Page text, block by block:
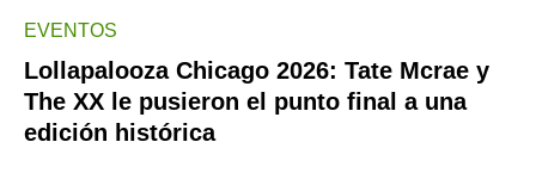
EVENTOS
Lollapalooza Chicago 2026: Tate Mcrae y
The XX le pusieron el punto final a una
edición histórica